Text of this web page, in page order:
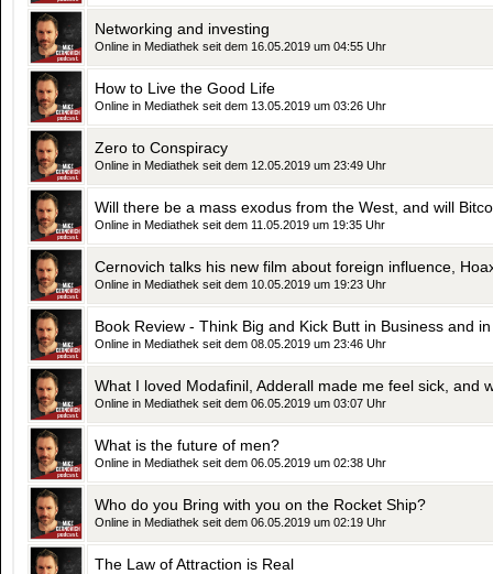
Networking and investing
Online in Mediathek seit dem 16.05.2019 um 04:55 Uhr
How to Live the Good Life
Online in Mediathek seit dem 13.05.2019 um 03:26 Uhr
Zero to Conspiracy
Online in Mediathek seit dem 12.05.2019 um 23:49 Uhr
Will there be a mass exodus from the West, and will
Online in Mediathek seit dem 11.05.2019 um 19:35 Uhr
Online in Mediathek seit dem 10.05.2019 um 19:23 Uhr
Book Review - Think Big and Kick Butt in Business and
Online in Mediathek seit dem 08.05.2019 um 23:46 Uhr
Online in Mediathek seit dem 06.05.2019 um 03:07 Uhr
What is the future of men?
Online in Mediathek seit dem 06.05.2019 um 02:38 Uhr
Who do you Bring with you on the Rocket Ship?
Online in Mediathek seit dem 06.05.2019 um 02:19 Uhr
The Law of Attraction is Real